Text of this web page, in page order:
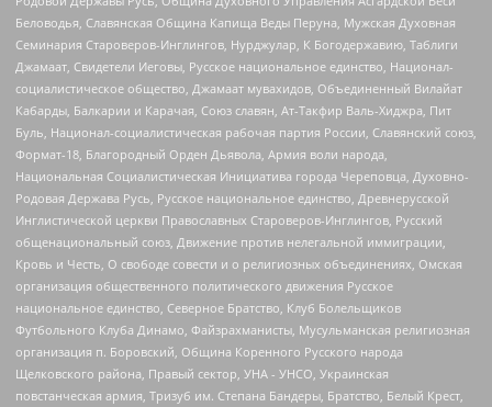
Беловодья, Славянская Община Капища Веды Перуна, Мужская Духовная
Семинария Староверов-Инглингов, Нурджулар, К Богодержавию, Таблиги
Джамаат, Свидетели Иеговы, Русское национальное единство, Национал-
социалистическое общество, Джамаат мувахидов, Объединенный Вилайат
Кабарды, Балкарии и Карачая, Союз славян, Ат-Такфир Валь-Хиджра, Пит
Буль, Национал-социалистическая рабочая партия России, Славянский союз,
Формат-18, Благородный Орден Дьявола, Армия воли народа,
Национальная Социалистическая Инициатива города Череповца, Духовно-
Родовая Держава Русь, Русское национальное единство, Древнерусской
Инглистической церкви Православных Староверов-Инглингов, Русский
общенациональный союз, Движение против нелегальной иммиграции,
Кровь и Честь, О свободе совести и о религиозных объединениях, Омская
организация общественного политического движения Русское
национальное единство, Северное Братство, Клуб Болельщиков
Футбольного Клуба Динамо, Файзрахманисты, Мусульманская религиозная
организация п. Боровский, Община Коренного Русского народа
Щелковского района, Правый сектор, УНА - УНСО, Украинская
повстанческая армия, Тризуб им. Степана Бандеры, Братство, Белый Крест,